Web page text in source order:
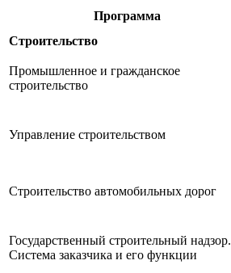
Программа
Cтроительство
Промышленное и гражданское
строительство
Управление строительством
Строительство автомобильных дорог
Государственный строительный надзор.
Система заказчика и его функции